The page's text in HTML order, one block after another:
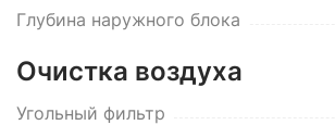
Глубина наружного блока
Очистка воздуха
Угольный фильтр